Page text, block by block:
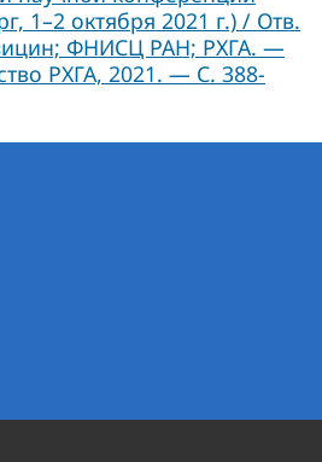
1–2 октября 2021 г.) / Отв.
ФНИСЦ РАН; РХГА. —
РХГА, 2021. — С. 388-